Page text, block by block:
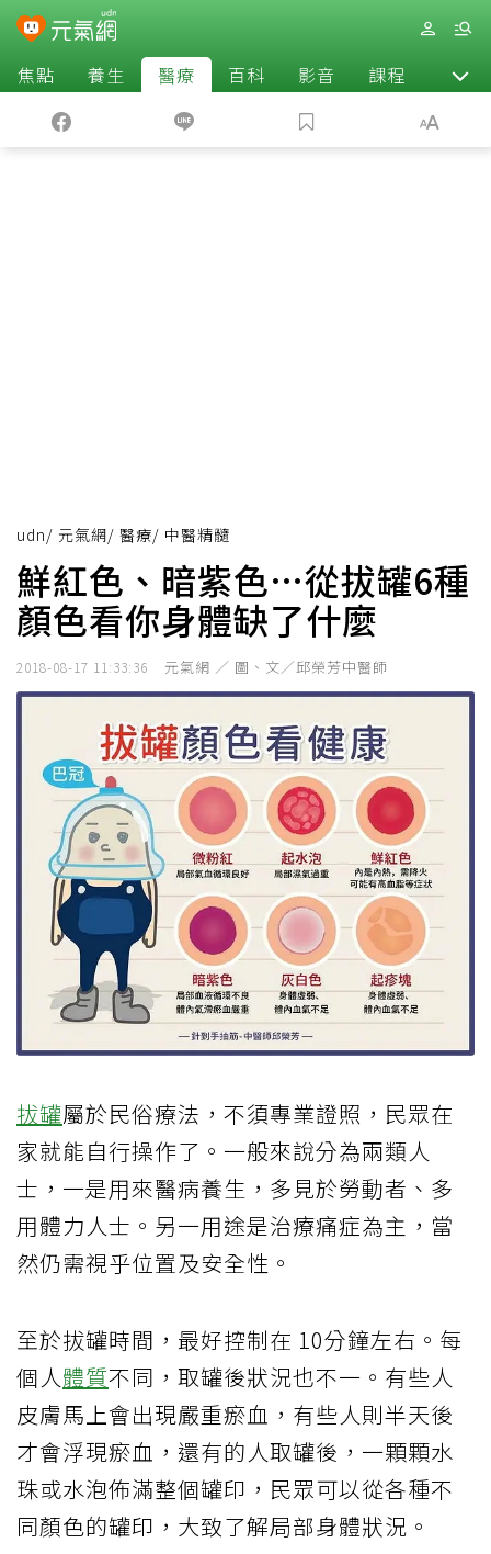
焦點 養生 醫療 百科 影音 課程 退休
udn/ 元氣網/ 醫療/ 中醫精髓
鮮紅色、暗紫色…從拔罐6種
顏色看你身體缺了什麼
2018-08-17 11:33:36 元氣網 ／ 圖、文／邱榮芳中醫師
拔罐屬於民俗療法，不須專業證照，民眾在
家就能自行操作了。一般來說分為兩類人
士，一是用來醫病養生，多見於勞動者、多
用體力人士。另一用途是治療痛症為主，當
然仍需視乎位置及安全性。
至於拔罐時間，最好控制在 10分鐘左右。每
個人體質不同，取罐後狀況也不一。有些人
皮膚馬上會出現嚴重瘀血，有些人則半天後
才會浮現瘀血，還有的人取罐後，一顆顆水
珠或水泡佈滿整個罐印，民眾可以從各種不
同顏色的罐印，大致了解局部身體狀況。